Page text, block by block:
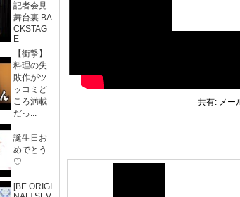
記者会見
舞台裏 BA
CKSTAG
E
【衝撃】
料理の失
敗作がツ
ッコミど
ころ満載
だっ...
誕生日お
めでとう
♡
[BE ORIGI
共有: メー